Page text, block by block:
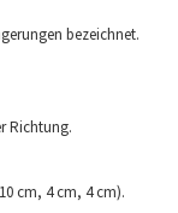
bezeichnet.
Richtung.
cm, 4 cm, 4 cm).